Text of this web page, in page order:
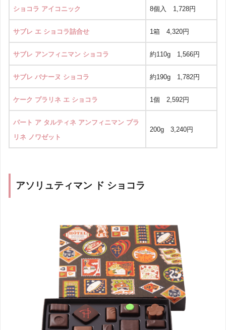
ショコラ アイコニック 8個入 1,728円
サブレ エ ショコラ詰合せ 1箱 4,320円
サブレ アンフィニマン ショコラ 約110g 1,566円
サブレ バナーヌ ショコラ 約190g 1,782円
ケーク プラリネ エ ショコラ 1個 2,592円
パート ア タルティネ アンフィニマン プラ
リネ ノワゼット
200g 3,240円
アソリュティマン ド ショコラ